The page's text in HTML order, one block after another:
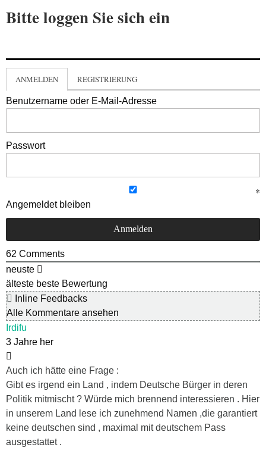
Bitte loggen Sie sich ein
ANMELDEN REGISTRIERUNG
Benutzername oder E-Mail-Adresse
Passwort
Angemeldet bleiben
62 Comments
neuste
älteste beste Bewertung
Inline Feedbacks
Alle Kommentare ansehen
Irdifu
3 Jahre her
Auch ich hätte eine Frage :
Gibt es irgend ein Land , indem Deutsche Bürger in deren
Politik mitmischt ? Würde mich brennend interessieren . Hier
in unserem Land lese ich zunehmend Namen ,die garantiert
keine deutschen sind , maximal mit deutschem Pass
ausgestattet .